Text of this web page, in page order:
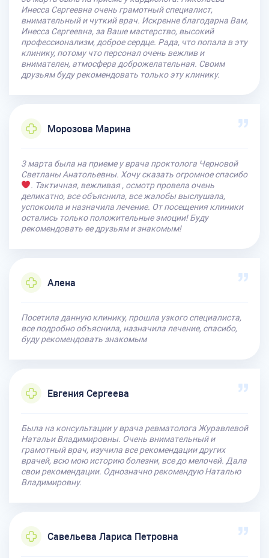
Инесса Сергеевна очень грамотный специалист,
внимательный и чуткий врач. Искренне благодарна Вам,
Инесса Сергеевна, за Ваше мастерство, высокий
профессионализм, доброе сердце. Рада, что попала в эту
клинику, потому что персонал очень вежлив и
внимателен, атмосфера доброжелательная. Своим
друзьям буду рекомендовать только эту клинику.
Морозова Марина
3 марта была на приеме у врача проктолога Черновой
Светланы Анатольевны. Хочу сказать огромное спасибо
. Тактичная, вежливая , осмотр провела очень
деликатно, все объяснила, все жалобы выслушала,
успокоила и назначила лечение. От посещения клиники
остались только положительные эмоции! Буду
рекомендовать ее друзьям и знакомым!
Алена
Посетила данную клинику, прошла узкого специалиста,
все подробно объяснила, назначила лечение, спасибо,
буду рекомендовать знакомым
Евгения Сергеева
Была на консультации у врача ревматолога Журавлевой
Натальи Владимировны. Очень внимательный и
грамотный врач, изучила все рекомендации других
врачей, всю мою историю болезни, все до мелочей. Дала
свои рекомендации. Однозначно рекомендую Наталью
Владимировну.
Савельева Лариса Петровна